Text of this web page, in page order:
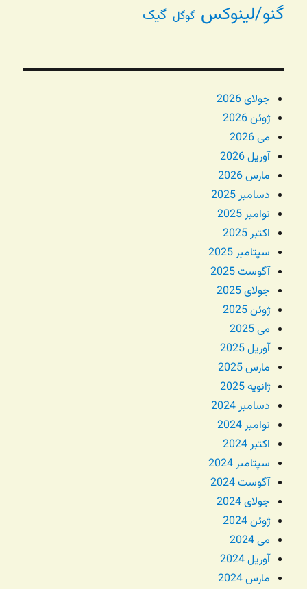
گنو/لینوکس گوگل گیک
جولای 2026
ژوئن 2026
می 2026
آوریل 2026
مارس 2026
دسامبر 2025
نوامبر 2025
اکتبر 2025
سپتامبر 2025
آگوست 2025
جولای 2025
ژوئن 2025
می 2025
آوریل 2025
مارس 2025
ژانویه 2025
دسامبر 2024
نوامبر 2024
اکتبر 2024
سپتامبر 2024
آگوست 2024
جولای 2024
ژوئن 2024
می 2024
آوریل 2024
مارس 2024